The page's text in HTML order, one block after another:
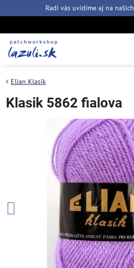
Radi vás uvidíme aj na našich
Elian Klasik
Klasik 5862 fialova